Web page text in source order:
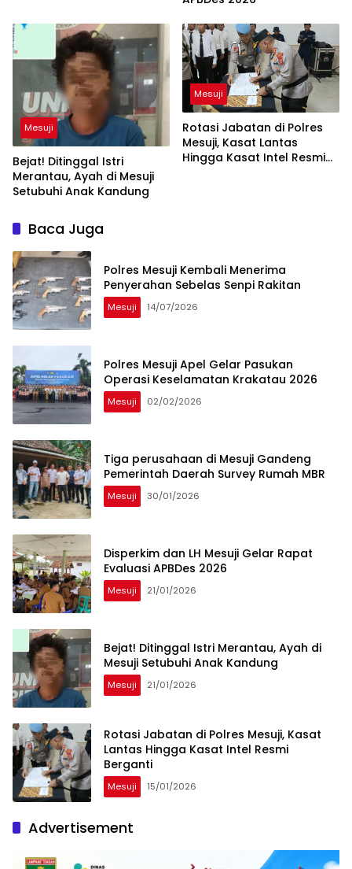
Mesuji
Bejat! Ditinggal Istri
Merantau, Ayah di Mesuji
Setubuhi Anak Kandung
Mesuji
Rotasi Jabatan di Polres
Mesuji, Kasat Lantas
Hingga Kasat Intel Resmi
Baca Juga
Polres Mesuji Kembali Menerima
Penyerahan Sebelas Senpi Rakitan
Mesuji 14/07/2026
Polres Mesuji Apel Gelar Pasukan
Operasi Keselamatan Krakatau 2026
Mesuji 02/02/2026
Tiga perusahaan di Mesuji Gandeng
Pemerintah Daerah Survey Rumah MBR
Mesuji 30/01/2026
Disperkim dan LH Mesuji Gelar Rapat
Evaluasi APBDes 2026
Mesuji 21/01/2026
Bejat! Ditinggal Istri Merantau, Ayah di
Mesuji Setubuhi Anak Kandung
Mesuji 21/01/2026
Rotasi Jabatan di Polres Mesuji, Kasat
Lantas Hingga Kasat Intel Resmi
Berganti
Mesuji 15/01/2026
Advertisement